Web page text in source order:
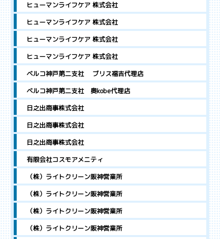
ヒューマンライフケア 株式会社
ヒューマンライフケア 株式会社
ヒューマンライフケア 株式会社
ヒューマンライフケア 株式会社
ベルコ神戸第二支社 ブリス福吉代理店
ベルコ神戸第二支社 奥kobe代理店
日之出商事株式会社
日之出商事株式会社
日之出商事株式会社
有限会社コスモアメニティ
（株）ライトクリーン阪神営業所
（株）ライトクリーン阪神営業所
（株）ライトクリーン阪神営業所
（株）ライトクリーン阪神営業所